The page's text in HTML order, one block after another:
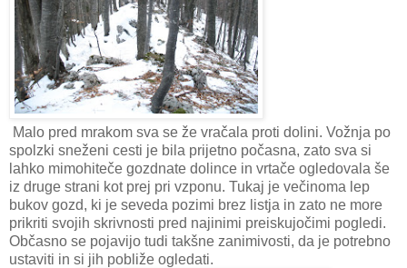
Malo pred mrakom sva se že vračala proti dolini. Vožnja po
spolzki sneženi cesti je bila prijetno počasna, zato sva si
lahko mimohiteče gozdnate dolince in vrtače ogledovala še
iz druge strani kot prej pri vzponu. Tukaj je večinoma lep
bukov gozd, ki je seveda pozimi brez listja in zato ne more
prikriti svojih skrivnosti pred najinimi preiskujočimi pogledi.
Občasno se pojavijo tudi takšne zanimivosti, da je potrebno
ustaviti in si jih pobliže ogledati.